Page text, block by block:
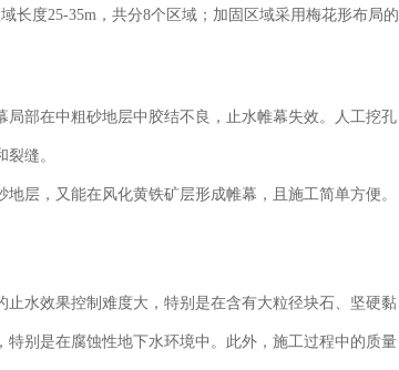
长度25-35m，共分8个区域；加固区域采用梅花形布局的
部在中粗砂地层中胶结不良，止水帷幕失效。人工挖孔
缝。
层，又能在风化黄铁矿层形成帷幕，且施工简单方便。
水效果控制难度大，特别是在含有大粒径块石、坚硬黏
别是在腐蚀性地下水环境中。此外，施工过程中的质量